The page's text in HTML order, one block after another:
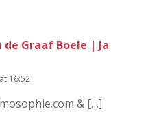
Graaf Boele | Ja
16:52
& […]